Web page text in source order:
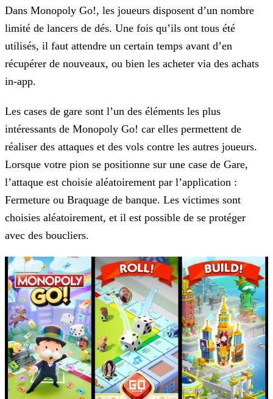
Dans Monopoly Go!, les joueurs disposent d’un nombre
limité de lancers de dés. Une fois qu’ils ont tous été
utilisés, il faut attendre un certain temps avant d’en
récupérer de nouveaux, ou bien les acheter via des achats
in-app.
Les cases de gare sont l’un des éléments les plus
intéressants de Monopoly Go! car elles permettent de
réaliser des attaques et des vols contre les autres joueurs.
Lorsque votre pion se positionne sur une case de Gare,
l’attaque est choisie aléatoirement par l’application :
Fermeture ou Braquage de banque. Les victimes sont
choisies aléatoirement, et il est possible de se protéger
avec des boucliers.